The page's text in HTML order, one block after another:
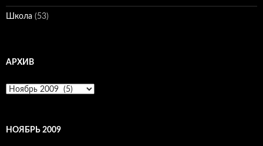
Школа (53)
АРХИВ
Архив
НОЯБРЬ 2009